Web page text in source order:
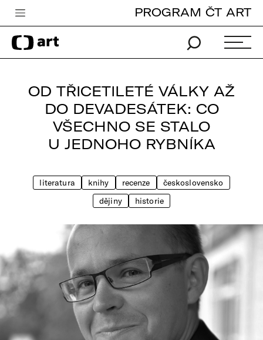
Česká televize
Zpravodajství
TV program
PROGRAM ČT ART
OD TŘICETILETÉ VÁLKY AŽ
DO DEVADESÁTEK: CO
VŠECHNO SE STALO
U JEDNOHO RYBNÍKA
literatura knihy recenze
československo
dějiny
historie